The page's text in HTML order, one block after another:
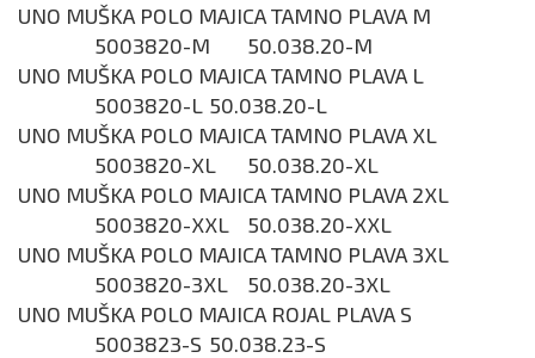
UNO MUŠKA POLO MAJICA TAMNO PLAVA M
5003820-M
50.038.20-M
UNO MUŠKA POLO MAJICA TAMNO PLAVA L
5003820-L 50.038.20-L
UNO MUŠKA POLO MAJICA TAMNO PLAVA XL
5003820-XL
50.038.20-XL
UNO MUŠKA POLO MAJICA TAMNO PLAVA 2XL
5003820-XXL
50.038.20-XXL
UNO MUŠKA POLO MAJICA TAMNO PLAVA 3XL
5003820-3XL
50.038.20-3XL
UNO MUŠKA POLO MAJICA ROJAL PLAVA S
5003823-S 50.038.23-S